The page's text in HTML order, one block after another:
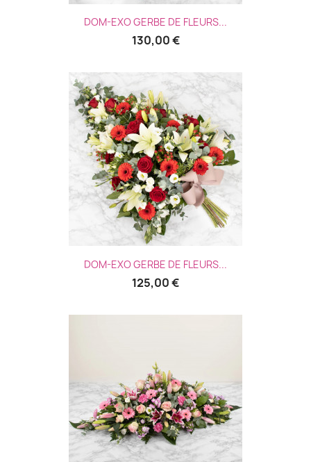
DOM-EXO GERBE DE FLEURS...
130,00 €
DOM-EXO GERBE DE FLEURS...
125,00 €